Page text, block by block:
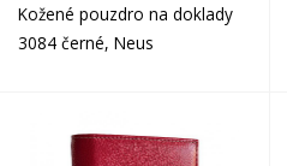
Kožené pouzdro na doklady
3084 černé, Neus